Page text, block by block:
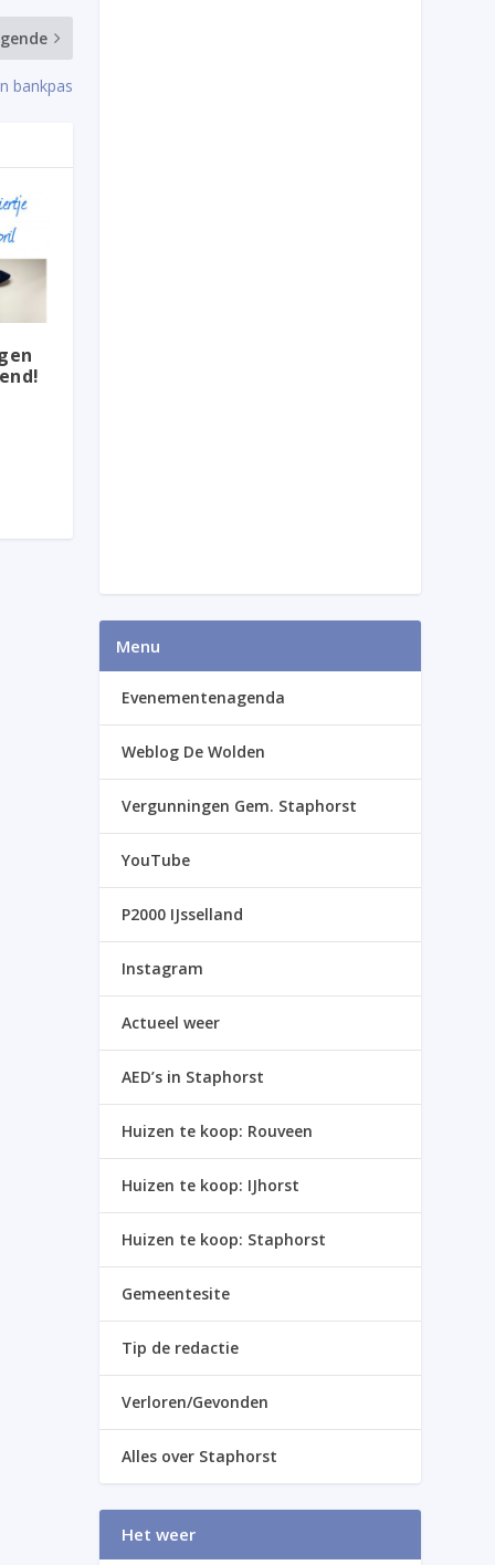
bankpas
Menu
Evenementenagenda
Weblog De Wolden
Vergunningen Gem. Staphorst
YouTube
P2000 IJsselland
Instagram
Actueel weer
AED’s in Staphorst
Huizen te koop: Rouveen
Huizen te koop: IJhorst
Huizen te koop: Staphorst
Gemeentesite
Tip de redactie
Verloren/Gevonden
Alles over Staphorst
Het weer